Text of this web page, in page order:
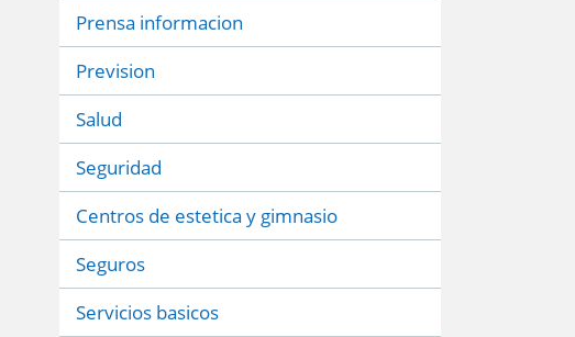
Prensa informacion
Prevision
Salud
Seguridad
Centros de estetica y gimnasio
Seguros
Servicios basicos